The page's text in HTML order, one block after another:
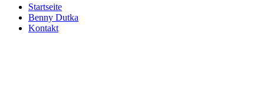
Startseite
Benny Dutka
Kontakt